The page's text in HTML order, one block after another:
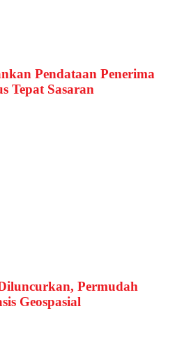
Pendataan Penerima
Tepat Sasaran
Permudah
Geospasial